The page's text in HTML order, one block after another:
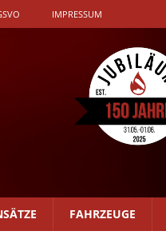
IMPRESSUM
FAHRZEUGE